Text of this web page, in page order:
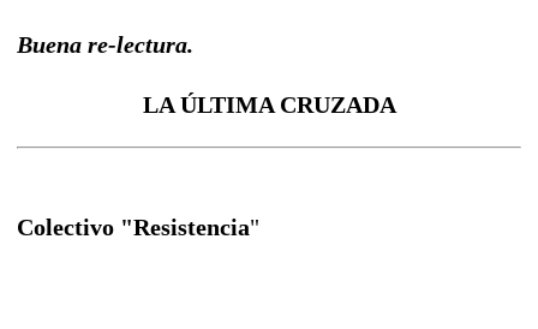
Buena re-lectura.
LA ÚLTIMA CRUZADA
Colectivo "Resistencia"